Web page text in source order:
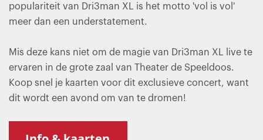
populariteit van Dri3man XL is het motto 'vol is vol'
meer dan een understatement.
Mis deze kans niet om de magie van Dri3man XL live te
ervaren in de grote zaal van Theater de Speeldoos.
Koop snel je kaarten voor dit exclusieve concert, want
dit wordt een avond om van te dromen!